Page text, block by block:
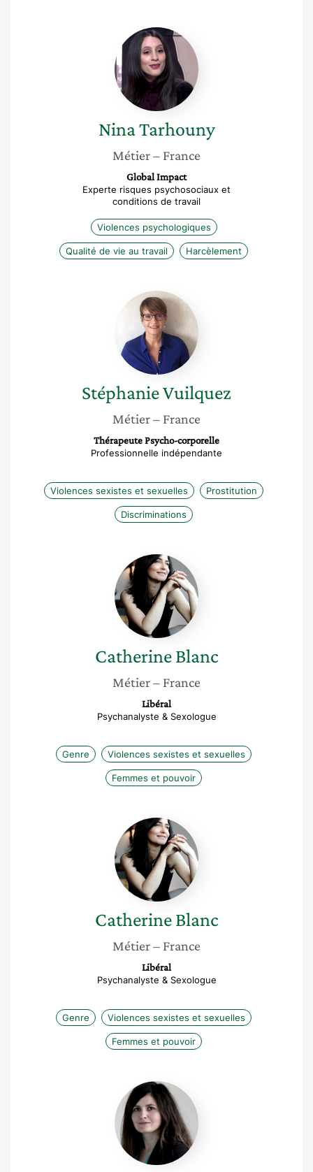
Nina
Tarhouny
NinaTarhouny
Métier– France
Global Impact
Experte risques psychosociaux et
conditions de travail
Violences psychologiques
Qualité de vie au travail Harcèlement
Stéphanie
Vuilquez
StéphanieVuilquez
Métier– France
Thérapeute Psycho-corporelle
Professionnelle indépendante
Violences sexistes et sexuelles Prostitution
Discriminations
Catherine
Blanc
Catherine Blanc
Métier– France
Libéral
Psychanalyste & Sexologue
Genre Violences sexistes et sexuelles
Femmes et pouvoir
Catherine
Blanc
Catherine Blanc
Métier– France
Libéral
Psychanalyste & Sexologue
Genre Violences sexistes et sexuelles
Femmes et pouvoir
Ophélie
Latil